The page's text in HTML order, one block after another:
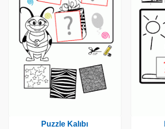
Puzzle Kalıbı